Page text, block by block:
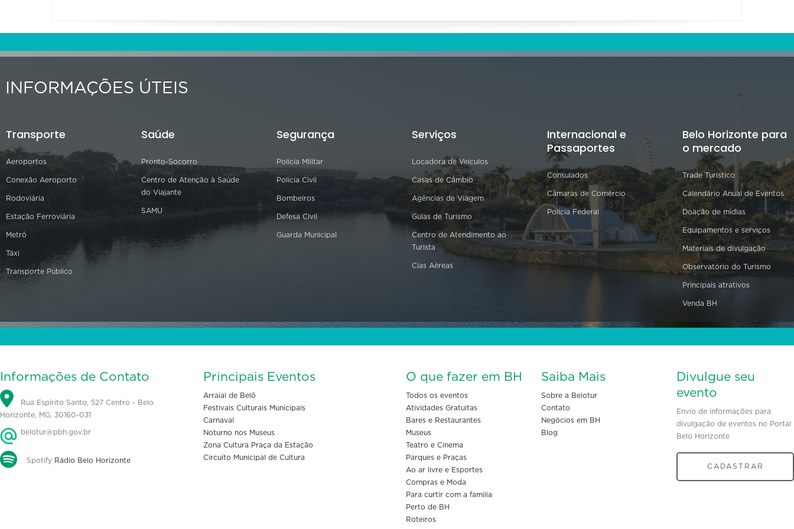
INFORMAÇÕES ÚTEIS
Transporte
Aeroportos
Conexão Aeroporto
Rodoviária
Estação Ferroviária
Metrô
Táxi
Transporte Público
Saúde
Pronto-Socorro
Centro de Atenção à Saúde
do Viajante
SAMU
Segurança
Polícia Militar
Polícia Civil
Bombeiros
Defesa Civil
Guarda Municipal
Serviços
Locadora de Veículos
Casas de Câmbio
Agências de Viagem
Guias de Turismo
Centro de Atendimento ao
Turista
Cias Aéreas
Internacional e
Passaportes
Consulados
Câmaras de Comércio
Polícia Federal
Belo Horizonte para
o mercado
Trade Turístico
Calendário Anual de Eventos
Doação de mídias
Equipamentos e serviços
Materiais de divulgação
Observatório do Turismo
Principais atrativos
Venda BH
Informações de Contato
Rua Espírito Santo, 527 Centro - Belo
Horizonte, MG, 30160-031
belotur@pbh.gov.br
Spotify Rádio Belo Horizonte
Principais Eventos
Arraial de Belô
Festivais Culturais Municipais
Carnaval
Noturno nos Museus
Zona Cultura Praça da Estação
Circuito Municipal de Cultura
O que fazer em BH
Todos os eventos
Atividades Gratuitas
Bares e Restaurantes
Museus
Teatro e Cinema
Parques e Praças
Ao ar livre e Esportes
Compras e Moda
Para curtir com a familia
Perto de BH
Roteiros
Saiba Mais
Sobre a Belotur
Contato
Negócios em BH
Blog
Divulgue seu
evento
Envio de informações para
divulgação de eventos no Portal
Belo Horizonte
CADASTRAR